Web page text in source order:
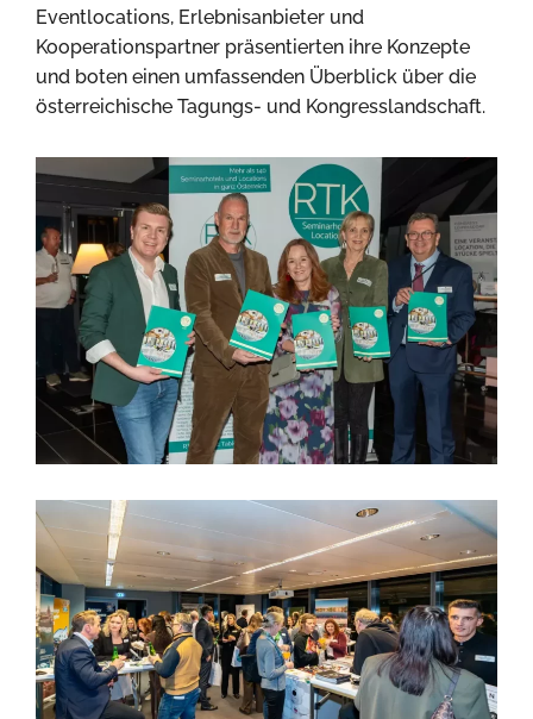
Eventlocations, Erlebnisanbieter und
Kooperationspartner präsentierten ihre Konzepte
und boten einen umfassenden Überblick über die
österreichische Tagungs- und Kongresslandschaft.